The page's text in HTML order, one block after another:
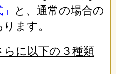
と、通常の場合の
ます。
に以下の３種類